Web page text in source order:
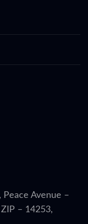
Peace Avenue –
– 14253,